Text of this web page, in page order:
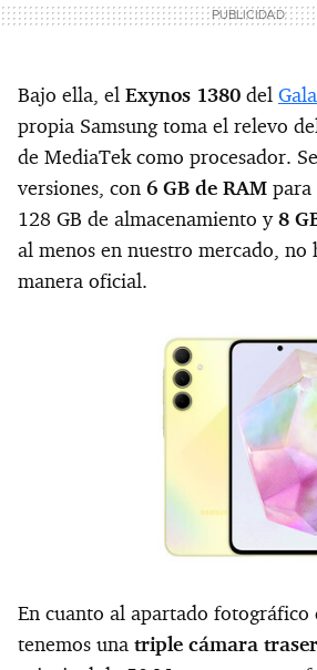
Bajo ella, el Exynos 1380 del
propia Samsung toma el relevo
de MediaTek como procesador.
versiones, con 6 GB de RAM para
128 GB de almacenamiento y8
al menos en nuestro mercado, no
manera oficial.
En cuanto al apartado fotográfico
tenemos una triple cámara